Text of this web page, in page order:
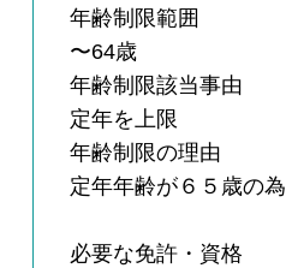
年齢制限範囲
〜64歳
年齢制限該当事由
定年を上限
年齢制限の理由
定年年齢が６５歳の為
必要な免許・資格